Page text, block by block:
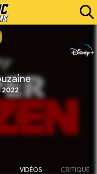
2022
VIDÉOS CRITIQUE